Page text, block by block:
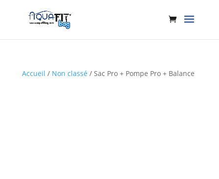
Accueil / Non classé / Sac Pro + Pompe Pro + Balance